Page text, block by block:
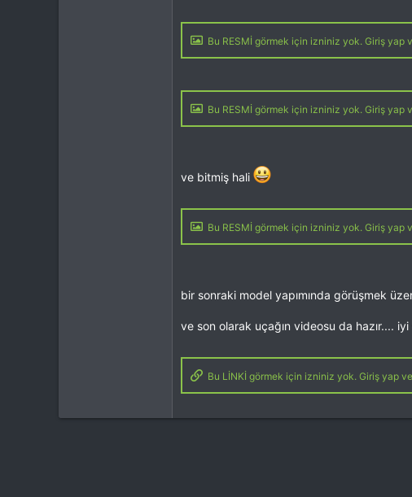
Bu RESMİ görmek için izniniz yok. Giriş yap
Bu RESMİ görmek için izniniz yok. Giriş yap
ve bitmiş hali
Bu RESMİ görmek için izniniz yok. Giriş yap
bir sonraki model yapımında görüşmek
ve son olarak uçağın videosu da hazır.... iyi
Bu LİNKİ görmek için izniniz yok. Giriş yap